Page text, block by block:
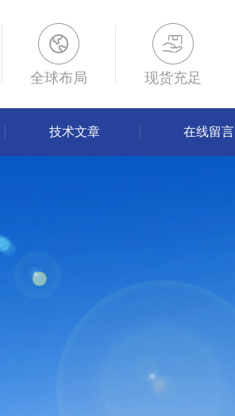
全球布局 现货充足
技术文章 在线留言